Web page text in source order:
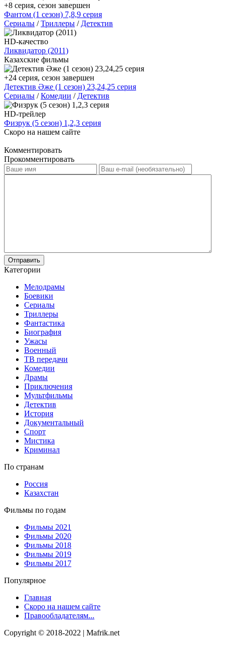
+8 серия, сезон завершен
Фантом (1 сезон) 7,8,9 серия
Сериалы /Триллеры / Детектив
HD-качество
Ликвидатор (2011)
Казахские фильмы
+24 серия, сезон завершен
Детектив Әже (1 сезон) 23,24,25 серия
Сериалы /Комедии / Детектив
HD-трейлер
Физрук (5 сезон) 1,2,3 серия
Скоро на нашем сайте
Комментировать
Прокомментировать
Отправить
Категории
Мелодрамы
Боевики
Сериалы
Триллеры
Фантастика
Биография
Ужасы
Военный
ТВ передачи
Комедии
Драмы
Приключения
Мультфильмы
Детектив
История
Документальный
Спорт
Мистика
Криминал
По странам
Россия
Казахстан
Фильмы по годам
Фильмы 2021
Фильмы 2020
Фильмы 2018
Фильмы 2019
Фильмы 2017
Популярное
Главная
Скоро на нашем сайте
Правообладателям...
Copyright © 2018-2022 | Mafrik.net